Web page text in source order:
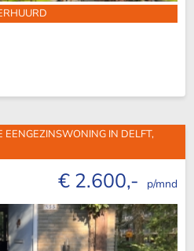
EENGEZINSWONING IN DELFT,
€ 2.600,- p/mnd